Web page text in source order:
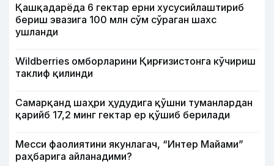
Қашқадарёда 6 гектар ерни хусусийлаштириб
бериш эвазига 100 млн сўм сўраган шахс
ушланди
Wildberries омборларини Қирғизистонга кўчириш
таклиф қилинди
Самарқанд шаҳри ҳудудига қўшни туманлардан
қарийб 17,2 минг гектар ер қўшиб берилади
Месси фаолиятини якунлагач, “Интер Майами”
раҳбарига айланадими?